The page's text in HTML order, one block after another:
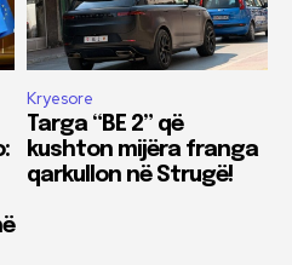
Kryesore
Targa “BE 2” që
kushton mijëra franga
qarkullon në Strugë!